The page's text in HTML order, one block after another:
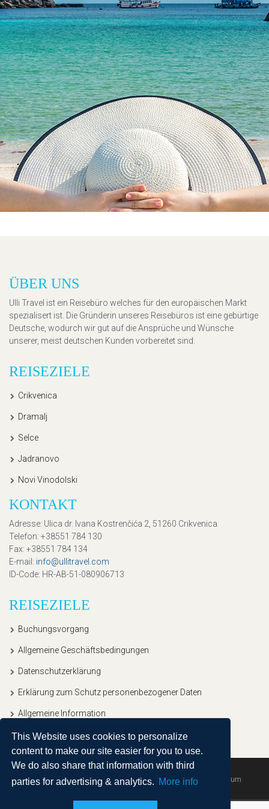
This Website uses cookies to personalize
content to make our site easier for you to use.
We do also share that information with third
parties for advertising & analytics. More info
ÜBER UNS
Ulli Travel ist ein Reisebüro welches für den europäischen Markt
spezialisert ist. Die Gründerin unseres Reisebüros ist eine gebürtige
Deutsche, wodurch wir gut auf die Ansprüche und Wünsche
unserer, meist deutschen Kunden vorbereitet sind.
REISEZIELE
Crikvenica
Dramalj
Selce
Jadranovo
Novi Vinodolski
KONTAKT
Adresse: Ulica dr. Ivana Kostrenčića 2, 51260 Crikvenica
Telefon: +38551 784 130
Fax: +38551 784 134
E-mail : info@ullitravel.com
ID-Code: HR-AB-51-080906713
REISEZIELE
Buchungsvorgang
Allgemeine Geschäftsbedingungen
Datenschutzerklärung
Erklärung zum Schutz personenbezogener Daten
Allgemeine Information
Copyright © 2020, Ullitravel |Sitemap| Powered by Agendum